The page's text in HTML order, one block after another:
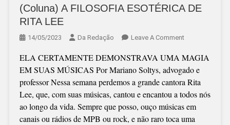
(Coluna) A FILOSOFIA ESOTÉRICA DE
RITA LEE
14/05/2023 Da Redação Leave A CommentOn
A
FILOSOFIA
ESOTÉRICA
DE
RITA
LEE
ELA CERTAMENTE DEMONSTRAVA UMA MAGIA
EM SUAS MÚSICAS Por Mariano Soltys, advogado e
professor Nessa semana perdemos a grande cantora Rita
Lee, que, com suas músicas, cantou e encantou a todos nós
ao longo da vida. Sempre que posso, ouço músicas em
canais ou rádios de MPB ou rock, e não raro toca uma